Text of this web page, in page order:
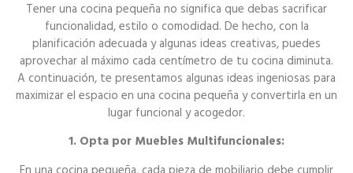
Tener una cocina pequeña no significa que debas sacrificar
funcionalidad, estilo o comodidad. De hecho, con la
planificación adecuada y algunas ideas creativas, puedes
aprovechar al máximo cada centímetro de tu cocina diminuta.
A continuación, te presentamos algunas ideas ingeniosas para
maximizar el espacio en una cocina pequeña y convertirla en un
lugar funcional y acogedor.
1. Opta por Muebles Multifuncionales: